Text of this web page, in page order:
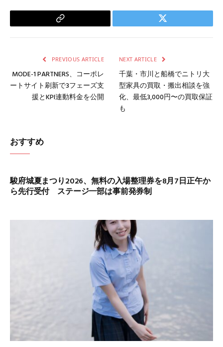
Copy
Twitter
PREVIOUS ARTICLE
MODE-1 PARTNERS、コーポレ
ートサイト刷新で3フェーズ支
援とKPI連動料金を公開
NEXT ARTICLE
千葉・市川と船橋でニトリ大
型家具の買取・搬出相談を強
化、最低3,000円〜の買取保証
も
おすすめ
駿府城夏まつり2026、無料の入場整理券を8月7日正午か
ら先行受付 ステージ一部は事前発券制